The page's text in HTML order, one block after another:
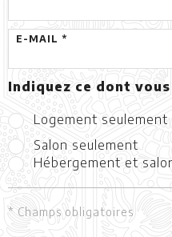
E-MAIL *
Indiquez ce dont
Logement seulement
Salon seulement
Hébergement et
* Champs obligatoires